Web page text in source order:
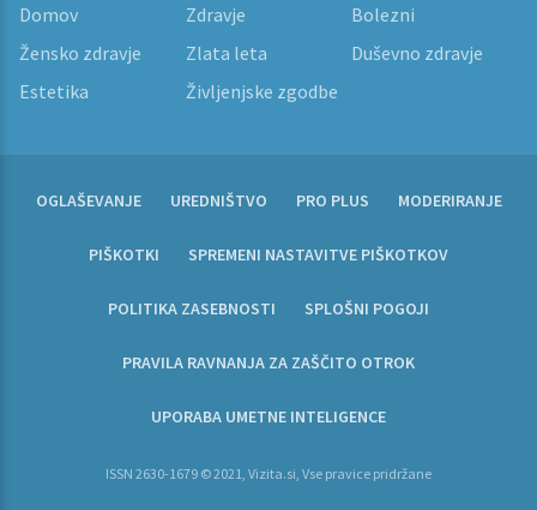
Domov Zdravje
Bolezni
Žensko zdravje
Zlata leta
Duševno zdravje
Estetika
Življenjske zgodbe
OGLAŠEVANJE UREDNIŠTVO PRO PLUS MODERIRANJE
PIŠKOTKI SPREMENI NASTAVITVE PIŠKOTKOV
POLITIKA ZASEBNOSTI SPLOŠNI POGOJI
PRAVILA RAVNANJA ZA ZAŠČITO OTROK
UPORABA UMETNE INTELIGENCE
ISSN 2630-1679 © 2021, Vizita.si, Vse pravice pridržane